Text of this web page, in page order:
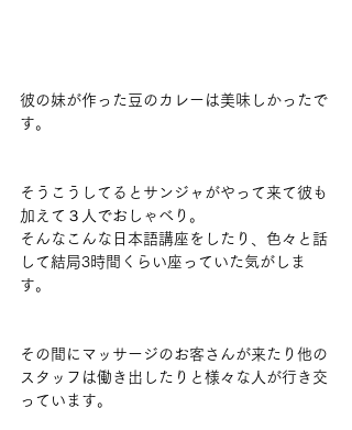
彼の妹が作った豆のカレーは美味しかったで
す。
そうこうしてるとサンジャがやって来て彼も
加えて３人でおしゃべり。
そんなこんな日本語講座をしたり、色々と話
して結局3時間くらい座っていた気がしま
す。
その間にマッサージのお客さんが来たり他の
スタッフは働き出したりと様々な人が行き交
っています。